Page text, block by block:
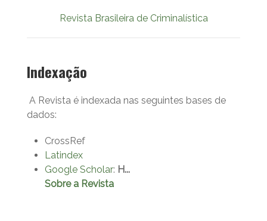
Revista Brasileira de Criminalística
Indexação
A Revista é indexada nas seguintes bases de
dados:
CrossRef
Latindex
Google Scholar: H...
Sobre a Revista